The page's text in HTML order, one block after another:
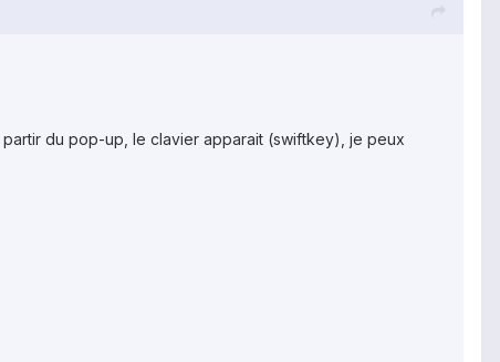
du pop-up, le clavier apparait (swiftkey), je peux